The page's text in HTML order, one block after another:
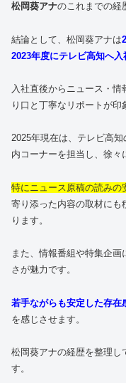
松岡葵アナのこれまでの経
結論として、松岡葵アナは
2023年度にテレビ高知へ入
入社直後からニュース・
り口と丁寧なリポートが印
2025年現在は、テレビ高
内コーナーを担当し、徐々
特にニュース原稿の読みの
寄り添った内容の取材にも
ります。
また、情報番組や特集企
さが魅力です。
若手ながらも安定した存在
を感じさせます。
松岡葵アナの経歴を整理し
す。